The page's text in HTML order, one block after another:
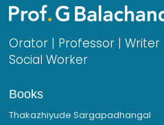
Orator | Professor | Writer
Social Worker
Books
Thakazhiyude Sargapadhangal